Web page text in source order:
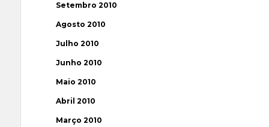
Setembro 2010
Agosto 2010
Julho 2010
Junho 2010
Maio 2010
Abril 2010
Março 2010